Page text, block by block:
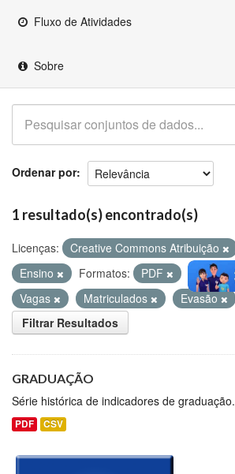
Fluxo de Atividades
Sobre
Ordenar por
1 resultado(s) encontrado(s)
Licenças: Creative Commons Atribuição
Ensino
Formatos: PDF CSV
Vagas
Matriculados Evasão
Filtrar Resultados
GRADUAÇÃO
Série histórica de indicadores de graduação.
PDF CSV